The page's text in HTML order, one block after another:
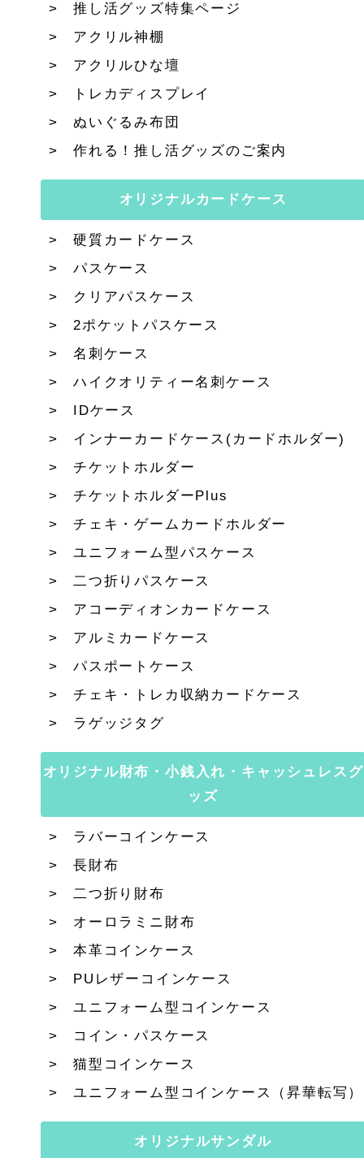
推し活グッズ特集ページ
アクリル神棚
アクリルひな壇
トレカディスプレイ
ぬいぐるみ布団
作れる！推し活グッズのご案内
オリジナルカードケース
硬質カードケース
パスケース
クリアパスケース
2ポケットパスケース
名刺ケース
ハイクオリティー名刺ケース
IDケース
インナーカードケース(カードホルダー)
チケットホルダー
チケットホルダーPlus
チェキ・ゲームカードホルダー
ユニフォーム型パスケース
二つ折りパスケース
アコーディオンカードケース
アルミカードケース
パスポートケース
チェキ・トレカ収納カードケース
ラゲッジタグ
オリジナル財布・小銭入れ・キャッシュレスグ
ッズ
ラバーコインケース
長財布
二つ折り財布
オーロラミニ財布
本革コインケース
PUレザーコインケース
ユニフォーム型コインケース
コイン・パスケース
猫型コインケース
ユニフォーム型コインケース（昇華転写）
オリジナルサンダル